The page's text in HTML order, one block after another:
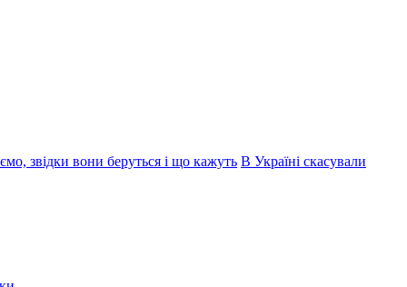
звідки вони беруться і що кажуть В Україні скасували